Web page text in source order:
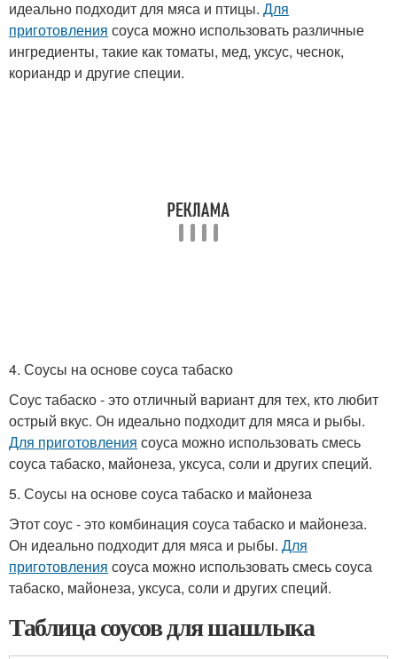
идеально подходит для мяса и птицы. Для
приготовления соуса можно использовать различные
ингредиенты, такие как томаты, мед, уксус, чеснок,
кориандр и другие специи.
4. Соусы на основе соуса табаско
Соус табаско - это отличный вариант для тех, кто любит
острый вкус. Он идеально подходит для мяса и рыбы.
Для приготовления соуса можно использовать смесь
соуса табаско, майонеза, уксуса, соли и других специй.
5. Соусы на основе соуса табаско и майонеза
Этот соус - это комбинация соуса табаско и майонеза.
Он идеально подходит для мяса и рыбы. Для
приготовления соуса можно использовать смесь соуса
табаско, майонеза, уксуса, соли и других специй.
Таблица соусов для шашлыка